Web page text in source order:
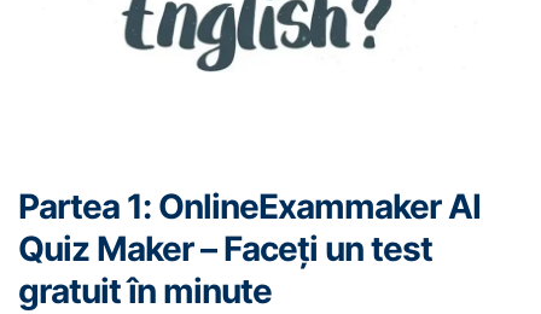
Partea 1: OnlineExammaker AI
Quiz Maker – Faceți un test
gratuit în minute